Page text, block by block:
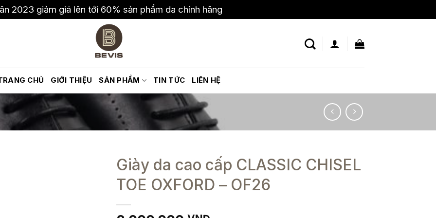
2023 giảm giá lên tới 60% sản phẩm da chính hãng
CHỦ GIỚI THIỆU SẢN PHẨM TIN TỨC LIÊN HỆ
Giày da cao cấp CLASSIC CHISEL
TOE OXFORD – OF26